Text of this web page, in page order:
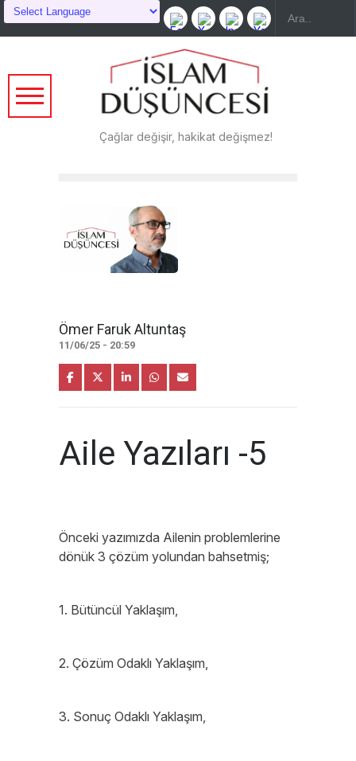
Çağlar değişir, hakikat değişmez!
Ömer Faruk Altuntaş
11/06/25 - 20:59
Aile Yazıları -5
Önceki yazımızda Ailenin problemlerine
dönük 3 çözüm yolundan bahsetmiş;
1. Bütüncül Yaklaşım,
2. Çözüm Odaklı Yaklaşım,
3. Sonuç Odaklı Yaklaşım,